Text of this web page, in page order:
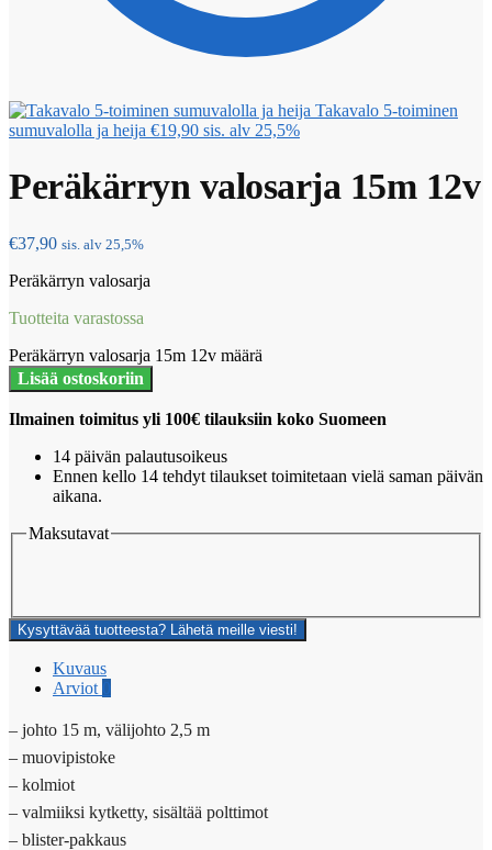
Takavalo 5-toiminen
sumuvalolla ja heija €19,90 sis. alv 25,5%
Peräkärryn valosarja 15m 12v
€37,90 sis. alv 25,5%
Peräkärryn valosarja
Tuotteita varastossa
Peräkärryn valosarja 15m 12v määrä
Lisää ostoskoriin
Ilmainen toimitus yli 100€ tilauksiin koko Suomeen
14 päivän palautusoikeus
Ennen kello 14 tehdyt tilaukset toimitetaan vielä saman päivän
aikana.
Maksutavat
Kysyttävää tuotteesta? Lähetä meille viesti!
Kuvaus
Arviot 0
– johto 15 m, välijohto 2,5 m
– muovipistoke
– kolmiot
– valmiiksi kytketty, sisältää polttimot
– blister-pakkaus